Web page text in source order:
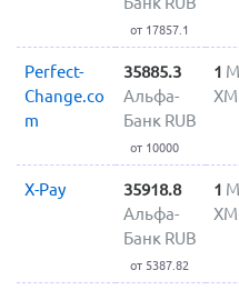
от 17857.1
Perfect-
Change.co
m
35885.3
Альфа-
Банк RUB
от 10000
1
X-Pay
35918.8
Альфа-
Банк RUB
от 5387.82
1